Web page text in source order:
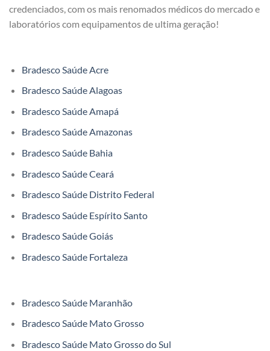
credenciados, com os mais renomados médicos do mercado e
laboratórios com equipamentos de ultima geração!
Bradesco Saúde Acre
Bradesco Saúde Alagoas
Bradesco Saúde Amapá
Bradesco Saúde Amazonas
Bradesco Saúde Bahia
Bradesco Saúde Ceará
Bradesco Saúde Distrito Federal
Bradesco Saúde Espírito Santo
Bradesco Saúde Goiás
Bradesco Saúde Fortaleza
Bradesco Saúde Maranhão
Bradesco Saúde Mato Grosso
Bradesco Saúde Mato Grosso do Sul